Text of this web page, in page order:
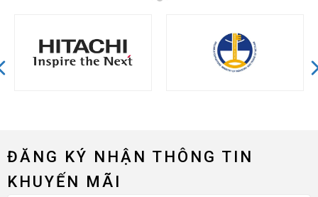
ĐĂNG KÝ NHẬN THÔNG TIN
KHUYẾN MÃI